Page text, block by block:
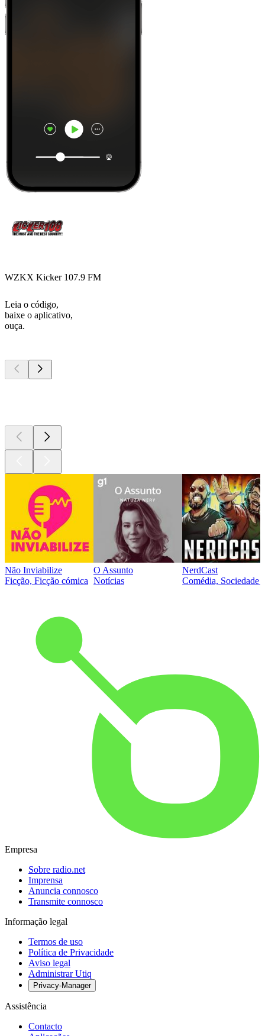
WZKX Kicker 107.9 FM
Leia o código,
baixe o aplicativo,
ouça.
Não Inviabilize
Ficção, Ficção cómica
O Assunto
Notícias
NerdCast
Comédia, Sociedade
Empresa
Sobre radio.net
Imprensa
Anuncia connosco
Transmite connosco
Informação legal
Termos de uso
Política de Privacidade
Aviso legal
Administrar Utiq
Privacy-Manager
Assistência
Contacto